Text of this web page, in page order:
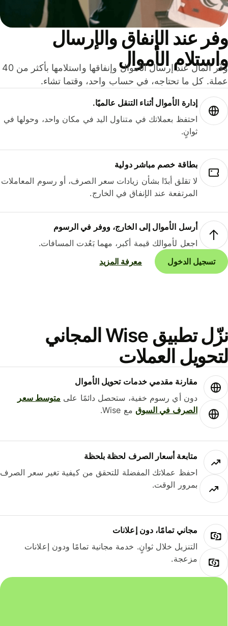
عند الإنفاق والإرسال
الأموال
وفّر المال عند إرسال الأموال وإنفاقها واستلامها بأكثر من 40
كل ما تحتاجه، في حساب واحد، وقتما تشاء.
إدارة الأموال أثناء التنقل عالميًا.
احتفظ بعملاتك في متناول اليد في مكان واحد، وحولها في
ثوانٍ.
بطاقة خصم مباشر دولية
لا تقلق أبدًا بشأن زيادات سعر الصرف، أو رسوم المعاملات
المرتفعة عند الإنفاق في الخارج.
أرسل الأموال إلى الخارج، ووفر في الرسوم
اجعل لأموالك قيمة أكبر، مهما بَعُدت المسافات.
تسجيل الدخول
معرفة المزيد
نزّل تطبيق Wise المجاني
العملات
مقارنة مقدمي خدمات تحويل الأموال
دون أي رسوم خفية، ستحصل دائمًا علىمتوسط ​​سعر
الصرف في السوقمع Wise.
متابعة أسعار الصرف لحظة بلحظة
احفظ عملاتك المفضلة للتحقق من كيفية تغير سعر الصرف
بمرور الوقت.
مجاني تمامًا، دون إعلانات
التنزيل خلال ثوانٍ. خدمة مجانية تمامًا ودون إعلانات
مزعجة.